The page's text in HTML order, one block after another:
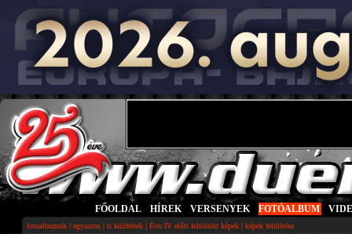
FŐOLDAL HÍREK VERSENYEK FOTÓALBUM
fotoalbumok | egysoros | ti küldtétek | Evo IV előtt feltöltött képek | képek feltöltése